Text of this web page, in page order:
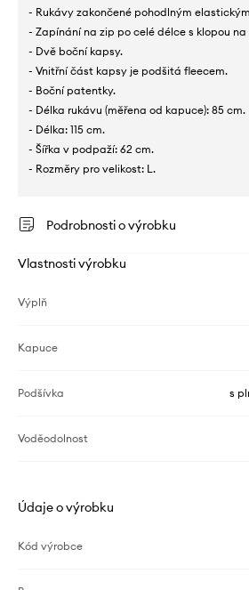
- Rukávy zakončené pohodlným
- Zapínání na zip po celé délce s klopou na
- Dvě boční kapsy.
- Vnitřní část kapsy je podšitá fleecem.
- Boční patentky.
- Délka rukávu (měřena od kapuce): 85 cm.
- Délka: 115 cm.
- Šířka v podpaží: 62 cm.
- Rozměry pro velikost: L.
Podrobnosti o výrobku
Vlastnosti výrobku
Výplň
Kapuce
Podšívka s
Voděodolnost
Údaje o výrobku
Kód výrobce